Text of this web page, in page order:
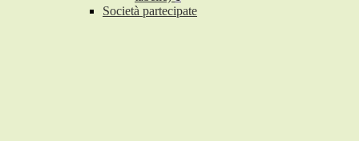
Società partecipate